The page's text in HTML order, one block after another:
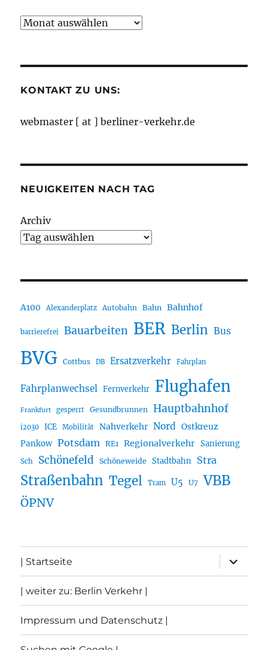
Neuigkeiten
KONTAKT ZU UNS:
webmaster [ at ] berliner-verkehr.de
NEUIGKEITEN NACH TAG
Archiv
A100 Alexanderplatz Autobahn Bahn Bahnhof
barrierefrei Bauarbeiten BER Berlin Bus
BVG Cottbus DB Ersatzverkehr Fahrplan
Fahrplanwechsel Fernverkehr Flughafen
Frankfurt gesperrt Gesundbrunnen Hauptbahnhof
i2030 ICE Mobilität Nahverkehr Nord Ostkreuz
Pankow Potsdam RE1 Regionalverkehr Sanierung
Sch Schönefeld Schöneweide Stadtbahn Stra
Straßenbahn Tegel Tram U5 U7 VBB
ÖPNV
| Startseite
öffnen
| weiter zu: Berlin Verkehr |
Impressum und Datenschutz |